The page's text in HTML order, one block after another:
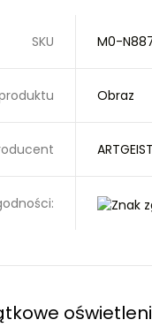
SKU M0-
Obraz
ARTGEIST